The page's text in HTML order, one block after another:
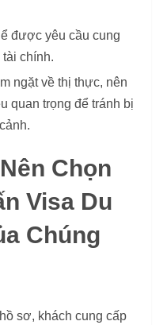
được yêu cầu cung
chính.
ngặt về thị thực, nên
quan trọng để tránh bị
Chọn
Visa Du
Chúng
sơ, khách cung cấp